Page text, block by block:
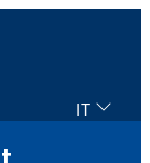
IT